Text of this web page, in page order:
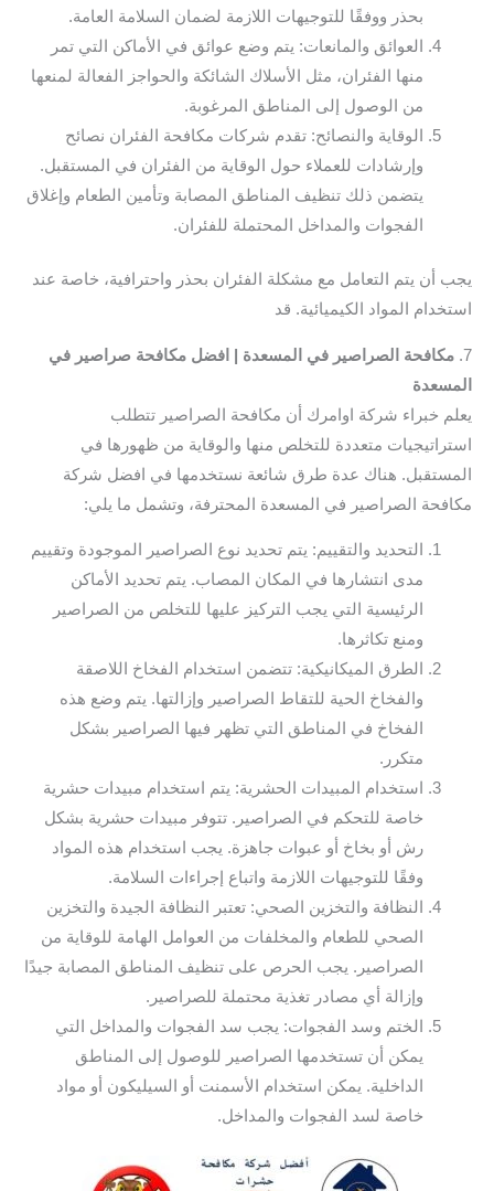
بحذر ووفقًا للتوجيهات اللازمة لضمان السلامة العامة.
العوائق والمانعات: يتم وضع عوائق في الأماكن التي تمر
منها الفئران، مثل الأسلاك الشائكة والحواجز الفعالة لمنعها
من الوصول إلى المناطق المرغوبة.
الوقاية والنصائح: تقدم شركات مكافحة الفئران نصائح
وإرشادات للعملاء حول الوقاية من الفئران في المستقبل.
يتضمن ذلك تنظيف المناطق المصابة وتأمين الطعام وإغلاق
الفجوات والمداخل المحتملة للفئران.
يجب أن يتم التعامل مع مشكلة الفئران بحذر واحترافية، خاصة عند
استخدام المواد الكيميائية. قد
7. مكافحة الصراصير في المسعدة | افضل مكافحة صراصير في
المسعدة
يعلم خبراء شركة اوامرك أن مكافحة الصراصير تتطلب
استراتيجيات متعددة للتخلص منها والوقاية من ظهورها في
المستقبل. هناك عدة طرق شائعة نستخدمها في افضل شركة
مكافحة الصراصير في المسعدة المحترفة، وتشمل ما يلي:
التحديد والتقييم: يتم تحديد نوع الصراصير الموجودة وتقييم
مدى انتشارها في المكان المصاب. يتم تحديد الأماكن
الرئيسية التي يجب التركيز عليها للتخلص من الصراصير
ومنع تكاثرها.
الطرق الميكانيكية: تتضمن استخدام الفخاخ اللاصقة
والفخاخ الحية للتقاط الصراصير وإزالتها. يتم وضع هذه
الفخاخ في المناطق التي تظهر فيها الصراصير بشكل
متكرر.
استخدام المبيدات الحشرية: يتم استخدام مبيدات حشرية
خاصة للتحكم في الصراصير. تتوفر مبيدات حشرية بشكل
رش أو بخاخ أو عبوات جاهزة. يجب استخدام هذه المواد
وفقًا للتوجيهات اللازمة واتباع إجراءات السلامة.
النظافة والتخزين الصحي: تعتبر النظافة الجيدة والتخزين
الصحي للطعام والمخلفات من العوامل الهامة للوقاية من
الصراصير. يجب الحرص على تنظيف المناطق المصابة جيدًا
وإزالة أي مصادر تغذية محتملة للصراصير.
الختم وسد الفجوات: يجب سد الفجوات والمداخل التي
يمكن أن تستخدمها الصراصير للوصول إلى المناطق
الداخلية. يمكن استخدام الأسمنت أو السيليكون أو مواد
خاصة لسد الفجوات والمداخل.